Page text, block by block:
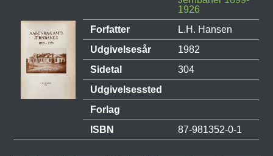
1926
Forfatter
L.H. Hansen
Udgivelsesår
1982
Sidetal
304
Udgivelsessted
Forlag
ISBN
87-981352-0-1